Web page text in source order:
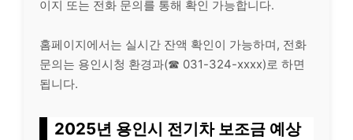
이지 또는 전화 문의를 통해 확인 가능합니다.
홈페이지에서는 실시간 잔액 확인이 가능하며, 전화
문의는 용인시청 환경과(☎ 031-324-xxxx)로 하면
됩니다.
2025년 용인시 전기차 보조금 예상